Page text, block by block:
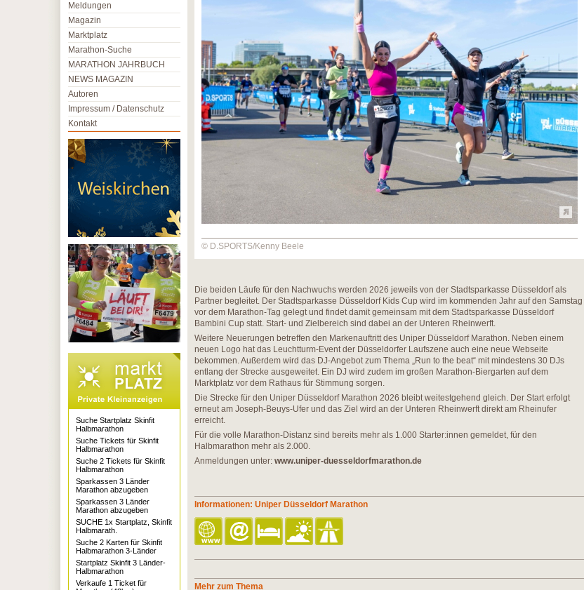
© D.SPORTS/Kenny Beele
Die beiden Läufe für den Nachwuchs werden 2026 jeweils von der Stadtsparkasse Düsseldorf als
Partner begleitet. Der Stadtsparkasse Düsseldorf Kids Cup wird im kommenden Jahr auf den Samstag
vor dem Marathon-Tag gelegt und findet damit gemeinsam mit dem Stadtsparkasse Düsseldorf
Bambini Cup statt. Start- und Zielbereich sind dabei an der Unteren Rheinwerft.
Weitere Neuerungen betreffen den Markenauftritt des Uniper Düsseldorf Marathon. Neben einem
neuen Logo hat das Leuchtturm-Event der Düsseldorfer Laufszene auch eine neue Webseite
bekommen. Außerdem wird das DJ-Angebot zum Thema „Run to the beat“ mit mindestens 30 DJs
entlang der Strecke ausgeweitet. Ein DJ wird zudem im großen Marathon-Biergarten auf dem
Marktplatz vor dem Rathaus für Stimmung sorgen.
Die Strecke für den Uniper Düsseldorf Marathon 2026 bleibt weitestgehend gleich. Der Start erfolgt
erneut am Joseph-Beuys-Ufer und das Ziel wird an der Unteren Rheinwerft direkt am Rheinufer
erreicht.
Für die volle Marathon-Distanz sind bereits mehr als 1.000 Starter:innen gemeldet, für den
Halbmarathon mehr als 2.000.
Anmeldungen unter: www.uniper-duesseldorfmarathon.de
Informationen: Uniper Düsseldorf Marathon
Mehr zum Thema
Meldungen
Magazin
Marktplatz
Marathon-Suche
MARATHON JAHRBUCH
NEWS MAGAZIN
Autoren
Impressum / Datenschutz
Kontakt
Suche Startplatz Skinfit
Halbmarathon
Suche Tickets für Skinfit
Halbmarathon
Suche 2 Tickets für Skinfit
Halbmarathon
Sparkassen 3 Länder
Marathon abzugeben
Sparkassen 3 Länder
Marathon abzugeben
SUCHE 1x Startplatz, Skinfit
Halbmarath.
Suche 2 Karten für Skinfit
Halbmarathon 3-Länder
Startplatz Skinfit 3 Länder-
Halbmarathon
Verkaufe 1 Ticket für